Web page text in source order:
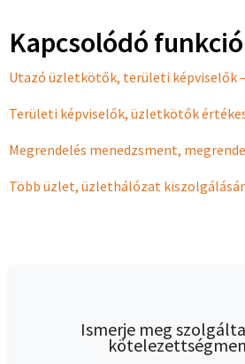
Kapcsolódó
Utazó üzletkötők, területi képviselők
Területi képviselők, üzletkötők
Megrendelés menedzsment,
Több üzlet, üzlethálózat
Ismerje meg